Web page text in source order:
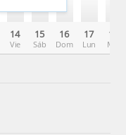
14
Vie
15
Sáb
16
Dom
17
Lun
18
Mar